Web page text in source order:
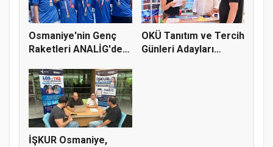
Osmaniye'nin Genç
Raketleri ANALİG'de
OKÜ Tanıtım ve Tercih
Günleri Adayları
İŞKUR Osmaniye,